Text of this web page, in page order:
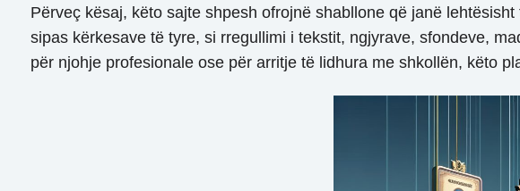
Përveç kësaj, këto sajte shpesh ofrojnë shabllone që janë
sipas kërkesave të tyre, si rregullimi i tekstit, ngjyrave, sfondeve,
për njohje profesionale ose për arritje të lidhura me shkollën, këto